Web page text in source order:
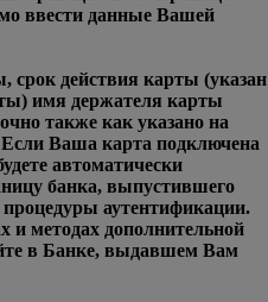
ввести данные Вашей
срок действия карты (указан
имя держателя карты
также как указано на
Ваша карта подключена
автоматически
банка, выпустившего
аутентификации.
методах дополнительной
в Банке, выдавшем Вам